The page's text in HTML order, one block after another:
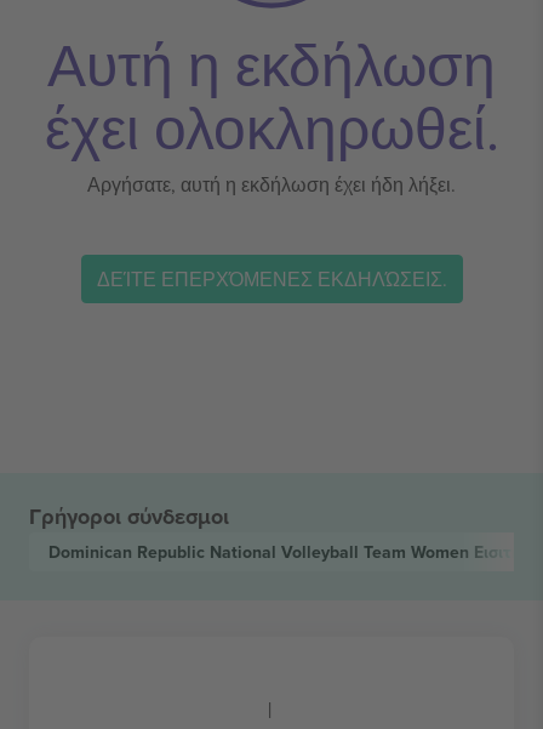
Αυτή η εκδήλωση
έχει ολοκληρωθεί.
Αργήσατε, αυτή η εκδήλωση έχει ήδη λήξει.
ΔΕΊΤΕ ΕΠΕΡΧΌΜΕΝΕΣ ΕΚΔΗΛΏΣΕΙΣ.
Γρήγοροι σύνδεσμοι
Dominican Republic National Volleyball Team Women